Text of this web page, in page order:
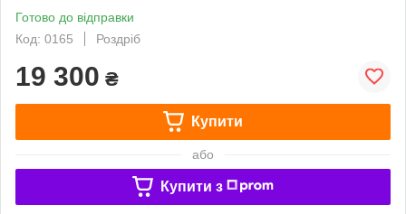
Готово до відправки
Код: 0165
Роздріб
19 300 ₴
Купити
або
Купити з